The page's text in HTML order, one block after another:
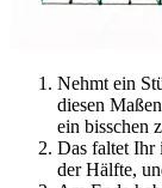
Nehmt ein
diesen
ein bisschen
Das faltet Ihr
der Hälfte,